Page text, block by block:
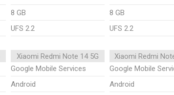
8 GB
8 GB
UFS 2.2 UFS 2.2
Xiaomi Redmi Note 14 5G
Xiaomi Redmi
Google Mobile Services
Google Mobile
Android
Android